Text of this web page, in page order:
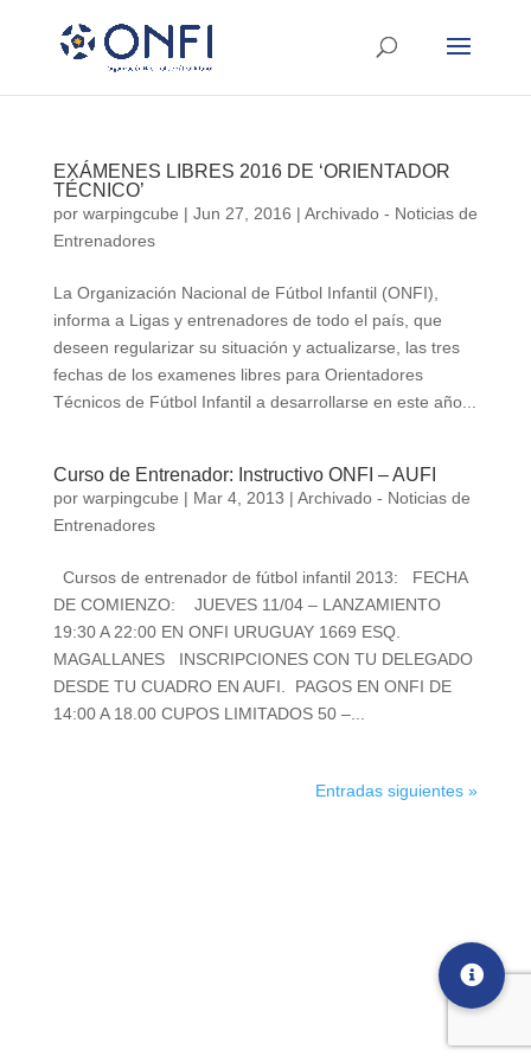
EXÁMENES LIBRES 2016 DE ‘ORIENTADOR
TÉCNICO’
por warpingcube | Jun 27, 2016 | Archivado - Noticias de
Entrenadores
La Organización Nacional de Fútbol Infantil (ONFI),
informa a Ligas y entrenadores de todo el país, que
deseen regularizar su situación y actualizarse, las tres
fechas de los examenes libres para Orientadores
Técnicos de Fútbol Infantil a desarrollarse en este año...
Curso de Entrenador: Instructivo ONFI – AUFI
por warpingcube | Mar 4, 2013 | Archivado - Noticias de
Entrenadores
Cursos de entrenador de fútbol infantil 2013: FECHA
DE COMIENZO: JUEVES 11/04 – LANZAMIENTO
19:30 A 22:00 EN ONFI URUGUAY 1669 ESQ.
MAGALLANES INSCRIPCIONES CON TU DELEGADO
DESDE TU CUADRO EN AUFI. PAGOS EN ONFI DE
14:00 A 18.00 CUPOS LIMITADOS 50 –...
Entradas siguientes »